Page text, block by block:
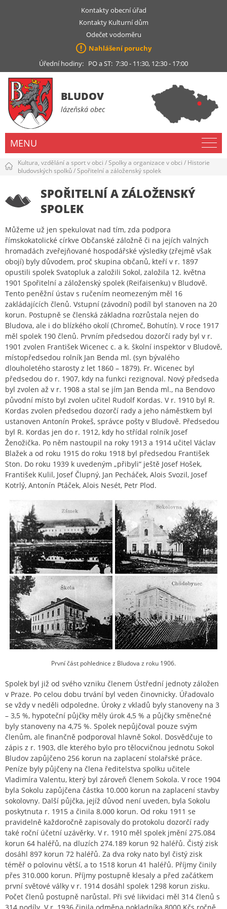
Kontakty obecní úřad
Kontakty Kulturní dům
Odečet vodoměru
Nahlášení poruchy
Úřední hodiny: PO a ST: 7:30 - 11:30, 12:30 - 17:00
BLUDOV
lázeňská obec
MENU
Kultura, vzdělání a sport v obci /Spolky a organizace v obci / Historie
bludovských spolků/Spořitelní a záloženský spolek
SPOŘITELNÍ A ZÁLOŽENSKÝ
SPOLEK
Můžeme už jen spekulovat nad tím, zda podpora
římskokatolické církve Občanské záložně či na jejích valných
hromadách zveřejňované hospodářské výsledky (zřejmě však
obojí) byly důvodem, proč skupina občanů, kteří v r. 1897
opustili spolek Svatopluk a založili Sokol, založila 12. května
1901 Spořitelní a záloženský spolek (Reifaisenku) v Bludově.
Tento peněžní ústav s ručením neomezeným měl 16
zakládajících členů. Vstupní (závodní) podíl byl stanoven na 20
korun. Postupně se členská základna rozrůstala nejen do
Bludova, ale i do blízkého okolí (Chromeč, Bohutín). V roce 1917
měl spolek 190 členů. Prvním předsedou dozorčí rady byl v r.
1901 zvolen František Wicenec c. a k. školní inspektor v Bludově,
místopředsedou rolník Jan Benda ml. (syn bývalého
dlouholetého starosty z let 1860 – 1879). Fr. Wicenec byl
předsedou do r. 1907, kdy na funkci rezignoval. Nový předseda
byl zvolen až v r. 1908 a stal se jím Jan Benda ml., na Bendovo
původní místo byl zvolen učitel Rudolf Kordas. V r. 1910 byl R.
Kordas zvolen předsedou dozorčí rady a jeho náměstkem byl
ustanoven Antonín Prokeš, správce pošty v Bludově. Předsedou
byl R. Kordas jen do r. 1912, kdy ho střídal rolník Josef
Ženožička. Po něm nastoupil na roky 1913 a 1914 učitel Václav
Blažek a od roku 1915 do roku 1918 byl předsedou František
Ston. Do roku 1939 k uvedeným „přibyli“ ještě Josef Hošek,
František Kulil, Josef Člupný, Jan Pecháček, Alois Svozil, Josef
Kotrlý, Antonín Ptáček, Alois Nesét, Petr Plod.
První část pohlednice z Bludova z roku 1906.
Spolek byl již od svého vzniku členem Ústřední jednoty záložen
v Praze. Po celou dobu trvání byl veden činovnicky. Úřadovalo
se vždy v neděli odpoledne. Úroky z vkladů byly stanoveny na 3
– 3,5 %, hypoteční půjčky měly úrok 4,5 % a půjčky směnečné
byly stanoveny na 4,75 %. Spolek nepůjčoval pouze svým
členům, ale finančně podporoval hlavně Sokol. Dosvědčuje to
zápis z r. 1903, dle kterého bylo pro tělocvičnou jednotu Sokol
Bludov zapůjčeno 256 korun na zaplacení stolařské práce.
Peníze byly půjčeny na člena ředitelstva spolku učitele
Vladimíra Valentu, který byl zároveň členem Sokola. V roce 1904
byla Sokolu zapůjčena částka 10.000 korun na zaplacení stavby
sokolovny. Další půjčka, jejíž důvod není uveden, byla Sokolu
poskytnuta r. 1915 a činila 8.000 korun. Od roku 1911 se
pravidelně každoročně zapisovaly do protokolu dozorčí rady
také roční účetní uzávěrky. V r. 1910 měl spolek jmění 275.084
korun 64 haléřů, na dluzích 274.189 korun 92 haléřů. Čistý zisk
dosáhl 897 korun 72 haléřů. Za dva roky nato byl čistý zisk
téměř o polovinu větší, a to 1518 korun 41 haléřů. Příjmy činily
přes 310.000 korun. Příjmy postupně klesaly a před začátkem
první světové války v r. 1914 dosáhl spolek 1298 korun zisku.
Počet členů postupně narůstal. Při své likvidaci měl 314 členů s